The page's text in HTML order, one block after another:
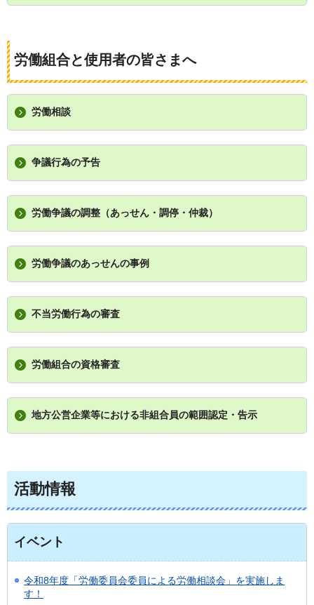
労働組合と使用者の皆さまへ
労働相談
争議行為の予告
労働争議の調整（あっせん・調停・仲裁）
労働争議のあっせんの事例
不当労働行為の審査
労働組合の資格審査
地方公営企業等における非組合員の範囲認定・告示
活動情報
イベント
令和8年度「労働委員会委員による労働相談会」を実施しま
す！